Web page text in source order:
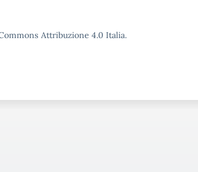
Attribuzione 4.0 Italia.